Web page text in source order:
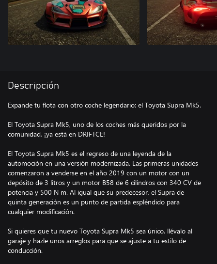
Descripción
Expande tu flota con otro coche legendario: el Toyota Supra Mk5.
El Toyota Supra Mk5, uno de los coches más queridos por la
comunidad, ¡ya está en DRIFTCE!
El Toyota Supra Mk5 es el regreso de una leyenda de la
automoción en una versión modernizada. Las primeras unidades
comenzaron a venderse en el año 2019 con un motor con un
depósito de 3 litros y un motor B58 de 6 cilindros con 340 CV de
potencia y 500 N m. Al igual que su predecesor, el Supra de
quinta generación es un punto de partida espléndido para
cualquier modificación.
Si quieres que tu nuevo Toyota Supra Mk5 sea único, llévalo al
garaje y hazle unos arreglos para que se ajuste a tu estilo de
conducción.